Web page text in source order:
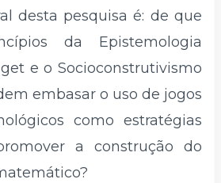
desta pesquisa é: de que
da Epistemologia
e o Socioconstrutivismo
embasar o uso de jogos
como estratégias
a construção do